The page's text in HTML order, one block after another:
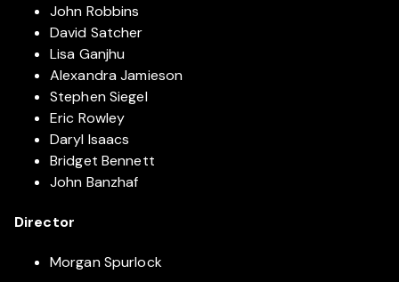
John Robbins
David Satcher
Lisa Ganjhu
Alexandra Jamieson
Stephen Siegel
Eric Rowley
Daryl Isaacs
Bridget Bennett
John Banzhaf
Director
Morgan Spurlock